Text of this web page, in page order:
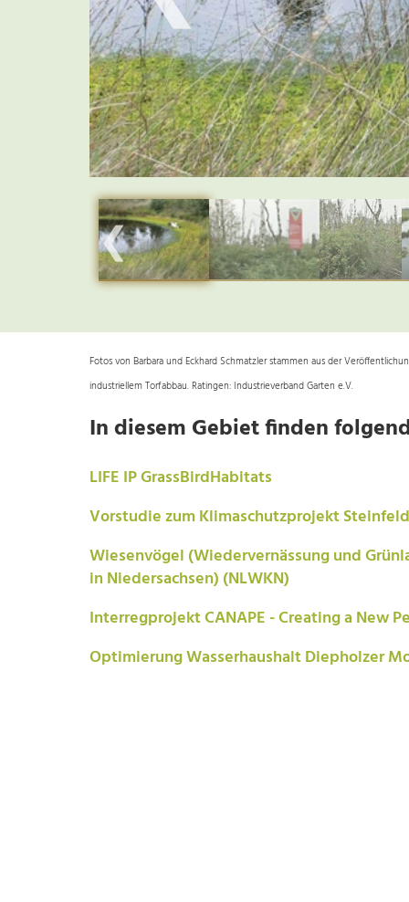
❮
Fotos von Barbara und Eckhard Schmatzler stammen aus der
industriellem Torfabbau. Ratingen: Industrieverband Garten e.V.
In diesem Gebiet finden
LIFE IP GrassBirdHabitats
Vorstudie zum Klimaschutzprojekt
Wiesenvögel (Wiedervernässung und
in Niedersachsen) (NLWKN)
Interregprojekt CANAPE - Creating a New
Optimierung Wasserhaushalt Diepholzer